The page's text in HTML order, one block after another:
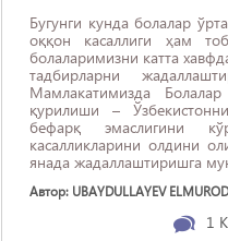
Бугунги кунда болалар
оққон касаллиги ҳам
болаларимизни катта
тадбирларни
Мамлакатимизда
қурилиши –
бефарқ эмаслигини
касалликларини олдини
янада жадаллаштиришга
Автор: UBAYDULLAYEV
1